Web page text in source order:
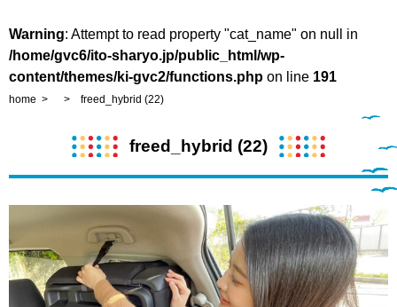
Warning: Attempt to read property "cat_name" on null in
/home/gvc6/ito-sharyo.jp/public_html/wp-
content/themes/ki-gvc2/functions.php on line 191
home freed_hybrid (22)
freed_hybrid (22)